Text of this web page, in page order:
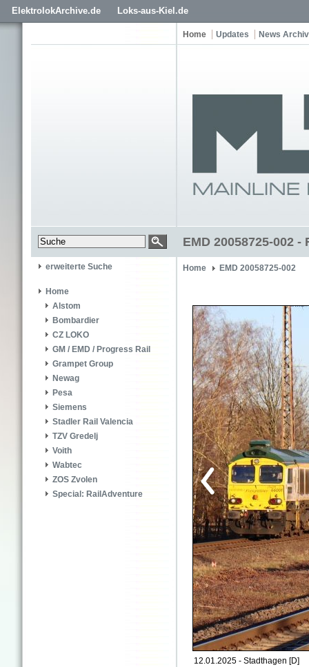
ElektrolokArchive.de Loks-aus-Kiel.de
Home Updates News Archiv
EMD 20058725-002 -
erweiterte Suche
Home
Alstom
Bombardier
CZ LOKO
GM / EMD / Progress Rail
Grampet Group
Newag
Pesa
Siemens
Stadler Rail Valencia
TZV Gredelj
Voith
Wabtec
ZOS Zvolen
Special: RailAdventure
Home EMD 20058725-002
12.01.2025 - Stadthagen [D]